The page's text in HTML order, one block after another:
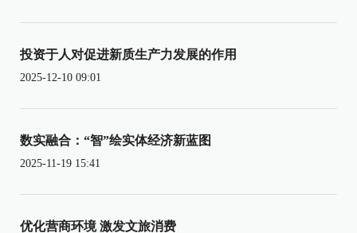
投资于人对促进新质生产力发展的作用
2025-12-10 09:01
数实融合：“智”绘实体经济新蓝图
2025-11-19 15:41
优化营商环境 激发文旅消费